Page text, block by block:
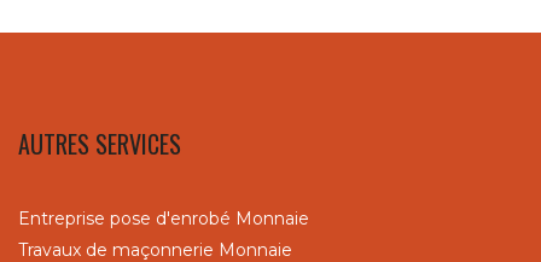
AUTRES SERVICES
Entreprise pose d'enrobé Monnaie
Travaux de maçonnerie Monnaie